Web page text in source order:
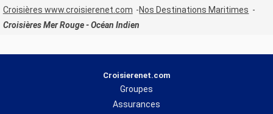
Croisières www.croisierenet.com
Nos Destinations Maritimes
Croisières Mer Rouge - Océan Indien
Croisierenet.com
Groupes
Assurances